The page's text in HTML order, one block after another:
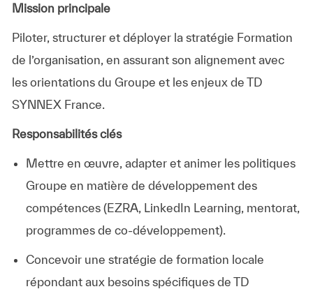
Mission principale
Piloter, structurer et déployer la stratégie Formation
de l’organisation, en assurant son alignement avec
les orientations du Groupe et les enjeux de TD
SYNNEX France.
Responsabilités clés
Mettre en œuvre, adapter et animer les politiques
Groupe en matière de développement des
compétences (EZRA, LinkedIn Learning, mentorat,
programmes de co‑développement).
Concevoir une stratégie de formation locale
répondant aux besoins spécifiques de TD